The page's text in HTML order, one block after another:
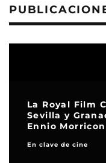
La Royal Film
Sevilla y
Ennio
En clave de cine